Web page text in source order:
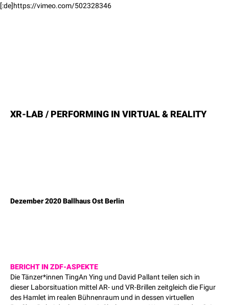
[:de]https://vimeo.com/502328346
XR-LAB / PERFORMING IN VIRTUAL & REALITY
Dezember 2020 Ballhaus Ost Berlin
BERICHT IN ZDF-ASPEKTE
Die Tänzer*innen TingAn Ying und David Pallant teilen sich in
dieser Laborsituation mittel AR- und VR-Brillen zeitgleich die Figur
des Hamlet im realen Bühnenraum und in dessen virtuellen